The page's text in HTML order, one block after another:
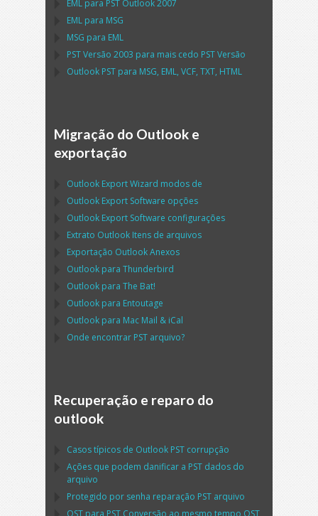
EML para PST Outlook2007
EML para MSG
MSG para EML
PSTVersão 2003 para mais cedo PSTVersão
Outlook PST para MSG, EML, VCF, TXT, HTML
Migração do Outlook e
exportação
Outlook Export Wizard modos de
Outlook Export Software opções
Outlook Export Software configurações
Extrato Outlook Itens de arquivos
Exportação OutlookAnexos
Outlook para Thunderbird
Outlook para The Bat!
Outlook para Entoutage
Outlook para Mac Mail & iCal
Onde encontrar PST arquivo?
Recuperação e reparo do
outlook
Casos típicos de Outlook PST corrupção
Ações que podem danificar a PST dados do
arquivo
Protegido por senha reparação PST arquivo
OST para PST Conversão ao mesmo tempo OST